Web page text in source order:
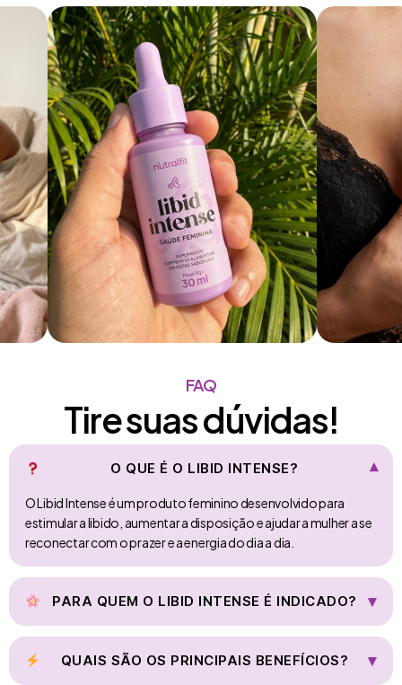
FAQ
Tire suas dúvidas!
O QUE É O LIBID INTENSE? ▾
O Libid Intense é um produto feminino desenvolvido para
estimular a libido, aumentar a disposição e ajudar a mulher a se
reconectar com o prazer e a energia do dia a dia.
PARA QUEM O LIBID INTENSE É INDICADO? ▾
Mulheres que sentem queda de desejo sexual, estão mais
cansadas ou estressadas, querem mais conexão com o
QUAIS SÃO OS PRINCIPAIS BENEFÍCIOS? ▾